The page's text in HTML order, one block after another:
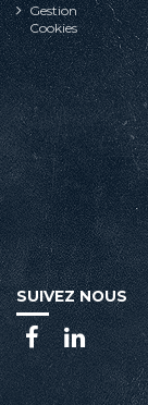
Gestion
Cookies
SUIVEZ NOUS